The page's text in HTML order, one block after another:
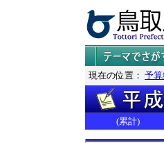
現在の位置： 予
(累計)